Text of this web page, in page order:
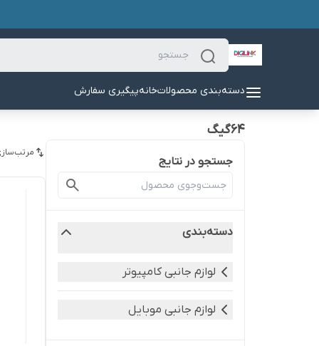
دسته‌بندی محصولاتخانهپیگیری سفارش
64گیگ
جستجو در نتایج
دسته‌بندی
لوازم جانبی کامپیوتر
لوازم جانبی موبایل